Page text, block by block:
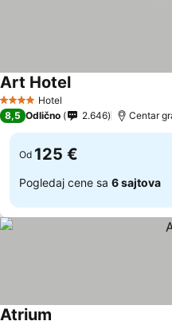
4 ZvezdiceHotel
Art HotelPogledaj cene
8,5 Odlično 2.646 Centar
Od 125 €
Pogledaj cene sa 6 sajtova
Atrium